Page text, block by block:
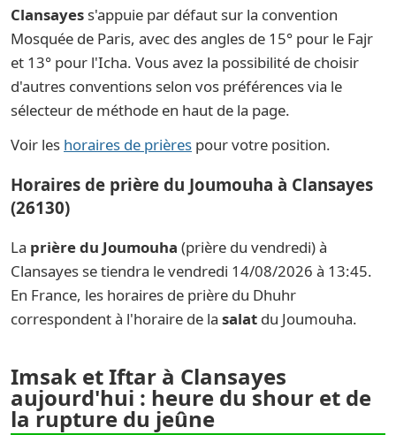
Clansayes s'appuie par défaut sur la convention
Mosquée de Paris, avec des angles de 15° pour le Fajr
et 13° pour l'Icha. Vous avez la possibilité de choisir
d'autres conventions selon vos préférences via le
sélecteur de méthode en haut de la page.
Voir les horaires de prières pour votre position.
Horaires de prière du Joumouha à Clansayes
(26130)
La prière du Joumouha (prière du vendredi) à
Clansayes se tiendra le vendredi 14/08/2026 à 13:45.
En France, les horaires de prière du Dhuhr
correspondent à l'horaire de la salat du Joumouha.
Imsak et Iftar à Clansayes
aujourd'hui : heure du shour et de
la rupture du jeûne